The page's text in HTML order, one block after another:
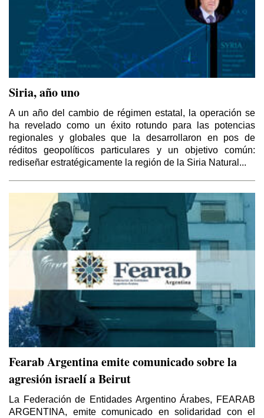
Siria, año uno
A un año del cambio de régimen estatal, la operación se
ha revelado como un éxito rotundo para las potencias
regionales y globales que la desarrollaron en pos de
réditos geopolíticos particulares y un objetivo común:
rediseñar estratégicamente la región de la Siria Natural...
Fearab Argentina emite comunicado sobre la
agresión israelí a Beirut
La Federación de Entidades Argentino Árabes, FEARAB
ARGENTINA, emite comunicado en solidaridad con el